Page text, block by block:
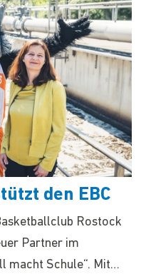
den EBC
Rostock
Partner im
macht Schule“. Mit…